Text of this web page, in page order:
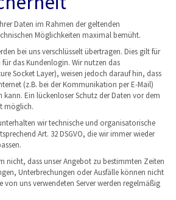
Daten im Rahmen der geltenden
Möglichkeiten maximal bemüht.
bei uns verschlüsselt übertragen. Dies gilt für
das Kundenlogin. Wir nutzen das
Socket Layer), weisen jedoch darauf hin, dass
(z.B. bei der Kommunikation per E-Mail)
kann. Ein lückenloser Schutz der Daten vor dem
möglich.
wir technische und organisatorische
Art. 32 DSGVO, die wir immer wieder
nicht, dass unser Angebot zu bestimmten Zeiten
Unterbrechungen oder Ausfälle können nicht
von uns verwendeten Server werden regelmäßig